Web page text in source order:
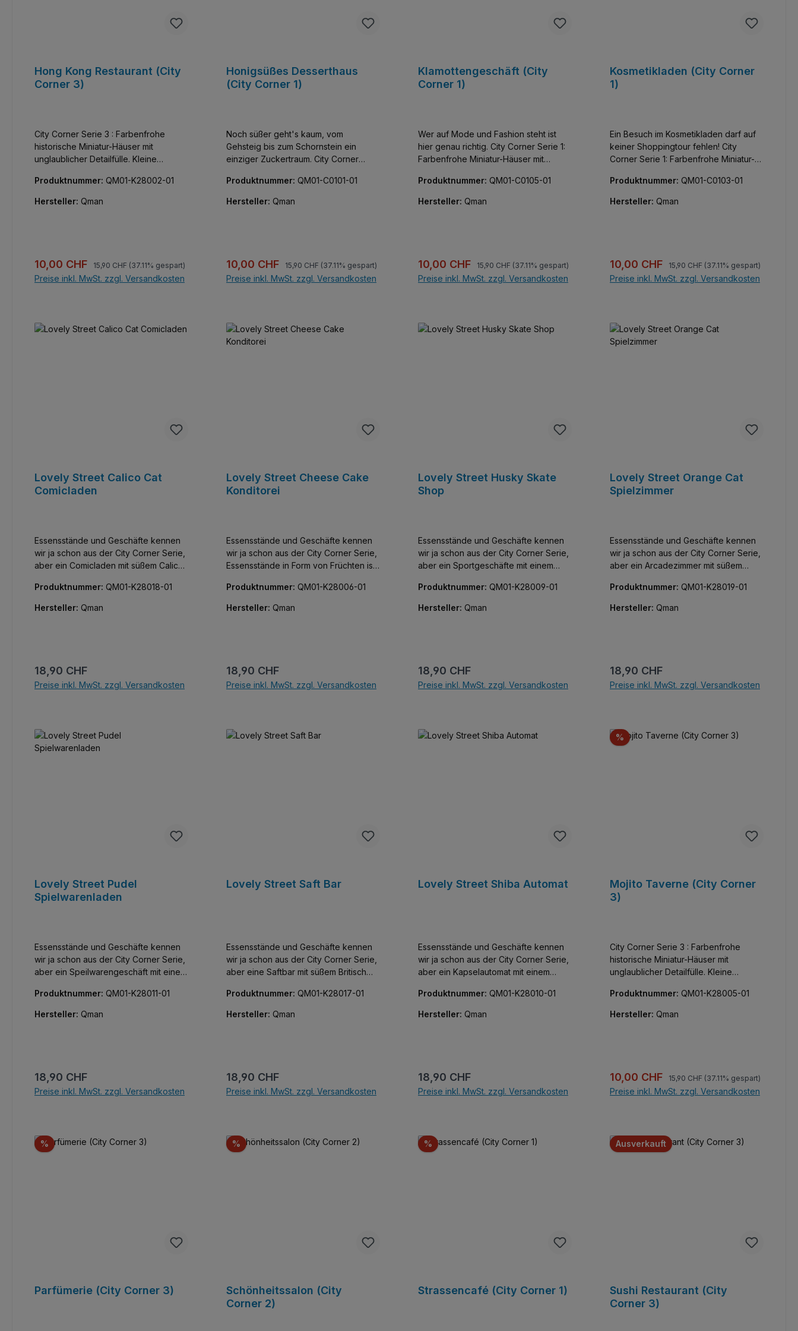
Hong Kong Restaurant (City
Corner 3)
City Corner Serie 3 : Farbenfrohe
historische Miniatur-Häuser mit
unglaublicher Detailfülle. Kleine
Außen vor kreativen Bauelementen nur
so strotzen. Alle Teile bedruckt, keine
Produktnummer: QM01-K28002-01
Hersteller: Qman
Verkaufspreis:
10,00 CHF Regulärer Preis:
15,90 CHF (37.11% gespart)
Preise inkl. MwSt. zzgl. Versandkosten
Honigsüßes Desserthaus
(City Corner 1)
Noch süßer geht's kaum, vom
Gehsteig bis zum Schornstein ein
einziger Zuckertraum. City Corner
unglaublicher Detailfülle. Kleine
kombinierbare Gebäude, die Innen wie
Produktnummer: QM01-C0101-01
Hersteller: Qman
Verkaufspreis:
10,00 CHF Regulärer Preis:
15,90 CHF (37.11% gespart)
Preise inkl. MwSt. zzgl. Versandkosten
Klamottengeschäft (City
Corner 1)
Wer auf Mode und Fashion steht ist
hier genau richtig. City Corner Serie 1:
Farbenfrohe Miniatur-Häuser mit
kombinierbare Gebäude, die Innen wie
Außen vor kreativen Bauelementen nur
Produktnummer: QM01-C0105-01
Hersteller: Qman
Verkaufspreis:
10,00 CHF Regulärer Preis:
15,90 CHF (37.11% gespart)
Preise inkl. MwSt. zzgl. Versandkosten
Kosmetikladen (City Corner
1)
Ein Besuch im Kosmetikladen darf auf
keiner Shoppingtour fehlen! City
Corner Serie 1: Farbenfrohe Miniatur-
Fünf kleine kombinierbare Gebäude,
die Innen wie Außen vor kreativen
Produktnummer: QM01-C0103-01
Hersteller: Qman
Verkaufspreis:
10,00 CHF Regulärer Preis:
15,90 CHF (37.11% gespart)
Preise inkl. MwSt. zzgl. Versandkosten
Lovely Street Calico Cat
Comicladen
Essensstände und Geschäfte kennen
wir ja schon aus der City Corner Serie,
aber ein Comicladen mit süßem Calico
Serie von Keepley. Alle Teile bedruckt,
keine Aufkleber!
Produktnummer: QM01-K28018-01
Hersteller: Qman
Regulärer Preis:
18,90 CHF
Preise inkl. MwSt. zzgl. Versandkosten
Lovely Street Cheese Cake
Konditorei
Essensstände und Geschäfte kennen
wir ja schon aus der City Corner Serie,
Essensstände in Form von Früchten ist
Essensstände in Fruchtform mit süßen
Kätzchen? Jetzt in der Lovely Street
Produktnummer: QM01-K28006-01
Hersteller: Qman
Regulärer Preis:
18,90 CHF
Preise inkl. MwSt. zzgl. Versandkosten
Lovely Street Husky Skate
Shop
Essensstände und Geschäfte kennen
wir ja schon aus der City Corner Serie,
aber ein Sportgeschäfte mit einem
Street Serie von Keepley. Alle Teile
bedruckt, keine Aufkleber!
Produktnummer: QM01-K28009-01
Hersteller: Qman
Regulärer Preis:
18,90 CHF
Preise inkl. MwSt. zzgl. Versandkosten
Lovely Street Orange Cat
Spielzimmer
Essensstände und Geschäfte kennen
wir ja schon aus der City Corner Serie,
aber ein Arcadezimmer mit süßem
Street Serie von Keepley. Alle Teile
bedruckt, keine Aufkleber!
Produktnummer: QM01-K28019-01
Hersteller: Qman
Regulärer Preis:
18,90 CHF
Preise inkl. MwSt. zzgl. Versandkosten
Lovely Street Pudel
Spielwarenladen
Essensstände und Geschäfte kennen
wir ja schon aus der City Corner Serie,
aber ein Speilwarengeschäft mit einem
Street Serie von Keepley. Alle Teile
bedruckt, keine Aufkleber!
Produktnummer: QM01-K28011-01
Hersteller: Qman
Regulärer Preis:
18,90 CHF
Preise inkl. MwSt. zzgl. Versandkosten
Lovely Street Saft Bar
Essensstände und Geschäfte kennen
wir ja schon aus der City Corner Serie,
aber eine Saftbar mit süßem Britisch
Lovely Street Serie von Keepley. Alle
Teile bedruckt, keine Aufkleber!
Produktnummer: QM01-K28017-01
Hersteller: Qman
Regulärer Preis:
18,90 CHF
Preise inkl. MwSt. zzgl. Versandkosten
Lovely Street Shiba Automat
Essensstände und Geschäfte kennen
wir ja schon aus der City Corner Serie,
aber ein Kapselautomat mit einem
Street Serie von Keepley. Alle Teile
bedruckt, keine Aufkleber!
Produktnummer: QM01-K28010-01
Hersteller: Qman
Regulärer Preis:
18,90 CHF
Preise inkl. MwSt. zzgl. Versandkosten
% Rabatt
Mojito Taverne (City Corner
3)
City Corner Serie 3 : Farbenfrohe
historische Miniatur-Häuser mit
unglaublicher Detailfülle. Kleine
Außen vor kreativen Bauelementen nur
so strotzen. Alle Teile bedruckt, keine
Produktnummer: QM01-K28005-01
Hersteller: Qman
Verkaufspreis:
10,00 CHF Regulärer Preis:
15,90 CHF (37.11% gespart)
Preise inkl. MwSt. zzgl. Versandkosten
% Rabatt
Parfümerie (City Corner 3)
% Rabatt
Schönheitssalon (City
Corner 2)
% Rabatt
Strassencafé (City Corner 1)
Ausverkauft
Sushi Restaurant (City
Corner 3)